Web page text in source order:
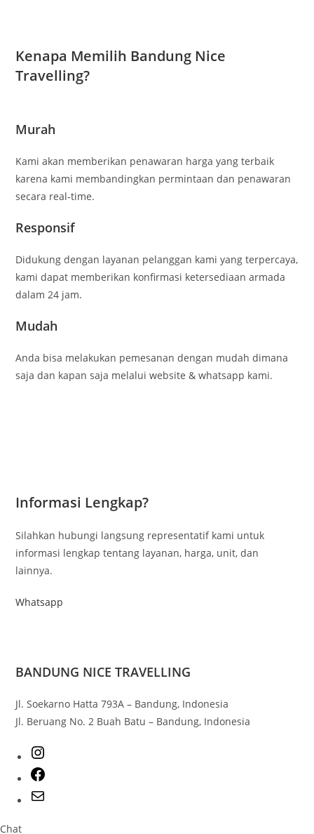
Kenapa Memilih Bandung Nice
Travelling?
Murah
Kami akan memberikan penawaran harga yang terbaik
karena kami membandingkan permintaan dan penawaran
secara real-time.
Responsif
Didukung dengan layanan pelanggan kami yang terpercaya,
kami dapat memberikan konfirmasi ketersediaan armada
dalam 24 jam.
Mudah
Anda bisa melakukan pemesanan dengan mudah dimana
saja dan kapan saja melalui website & whatsapp kami.
Informasi Lengkap?
Silahkan hubungi langsung representatif kami untuk
informasi lengkap tentang layanan, harga, unit, dan
lainnya.
Whatsapp
BANDUNG NICE TRAVELLING
Jl. Soekarno Hatta 793A – Bandung, Indonesia
Jl. Beruang No. 2 Buah Batu – Bandung, Indonesia
Chat